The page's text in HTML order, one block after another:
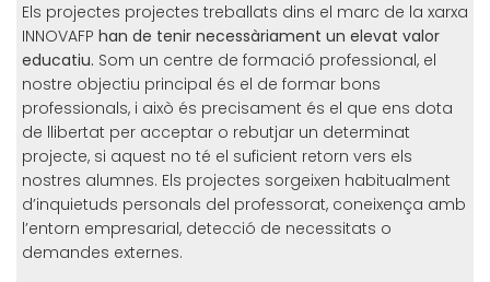
Els projectes projectes treballats dins el marc de la xarxa
INNOVAFP han de tenir necessàriament un elevat valor
educatiu. Som un centre de formació professional, el
nostre objectiu principal és el de formar bons
professionals, i això és precisament és el que ens dota
de llibertat per acceptar o rebutjar un determinat
projecte, si aquest no té el suficient retorn vers els
nostres alumnes. Els projectes sorgeixen habitualment
d’inquietuds personals del professorat, coneixença amb
l’entorn empresarial, detecció de necessitats o
demandes externes.